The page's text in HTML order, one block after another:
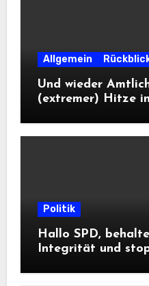
Allgemein
Und wieder
(extremer) Hitze
Politik
Hallo SPD,
Integrität und